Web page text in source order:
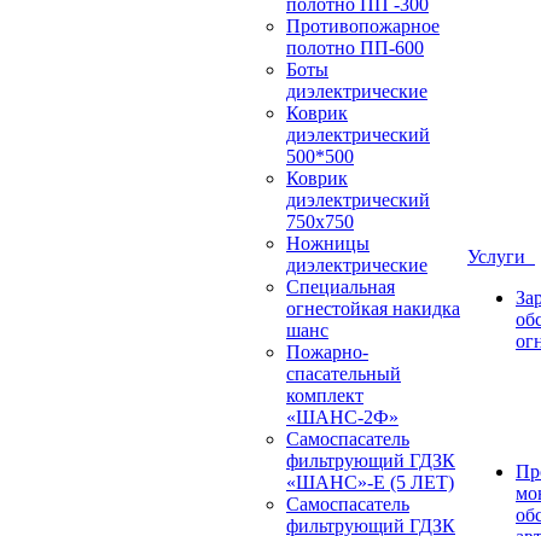
полотно ПП -300
Противопожарное
полотно ПП-600
Боты
диэлектрические
Коврик
диэлектрический
500*500
Коврик
диэлектрический
750х750
Ножницы
диэлектрические
Специальная
огнестойкая накидка
шанс
Пожарно-
спасательный
комплект
«ШАНС-2Ф»
Самоспасатель
фильтрующий ГДЗК
«ШАНС»-Е (5 ЛЕТ)
Самоспасатель
фильтрующий ГДЗК
Услуги